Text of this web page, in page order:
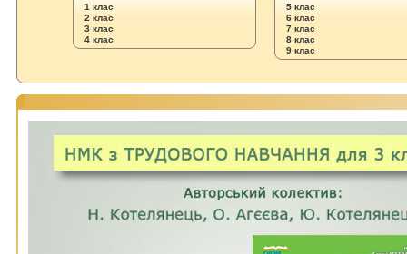
1 клас
2 клас
3 клас
4 клас
5 клас
6 клас
7 клас
8 клас
9 клас